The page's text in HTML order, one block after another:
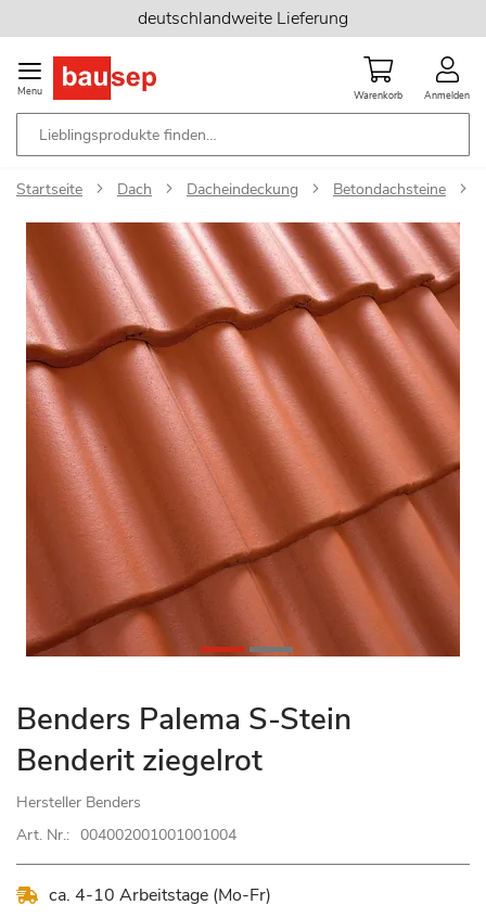
Inhalt
springen
deutschlandweite Lieferung
Menu Warenkorb Anmelden
Startseite Dach Dacheindeckung Betondachsteine
Zum
Ende
der
Bildgalerie
springen
Zum
Anfang
der
springen
Benders Palema S-Stein
Benderit ziegelrot
Hersteller Benders
Art. Nr.: 004002001001001004
ca. 4-10 Arbeitstage (Mo-Fr)